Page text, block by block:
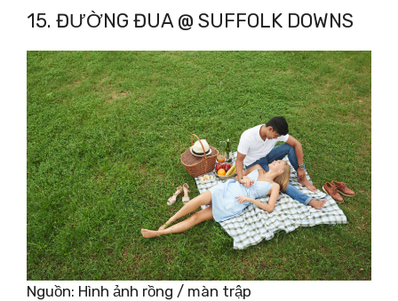
15. ĐƯỜNG ĐUA @ SUFFOLK DOWNS
Nguồn: Hình ảnh rồng / màn trập